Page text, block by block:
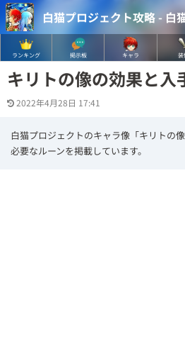
白猫プロジェクト攻略 - 白
ランキング 掲示板 キャラ 装
キリトの像の効果と入
2022年4月28日 17:41
白猫プロジェクトのキャラ像「キリトの
必要なルーンを掲載しています。